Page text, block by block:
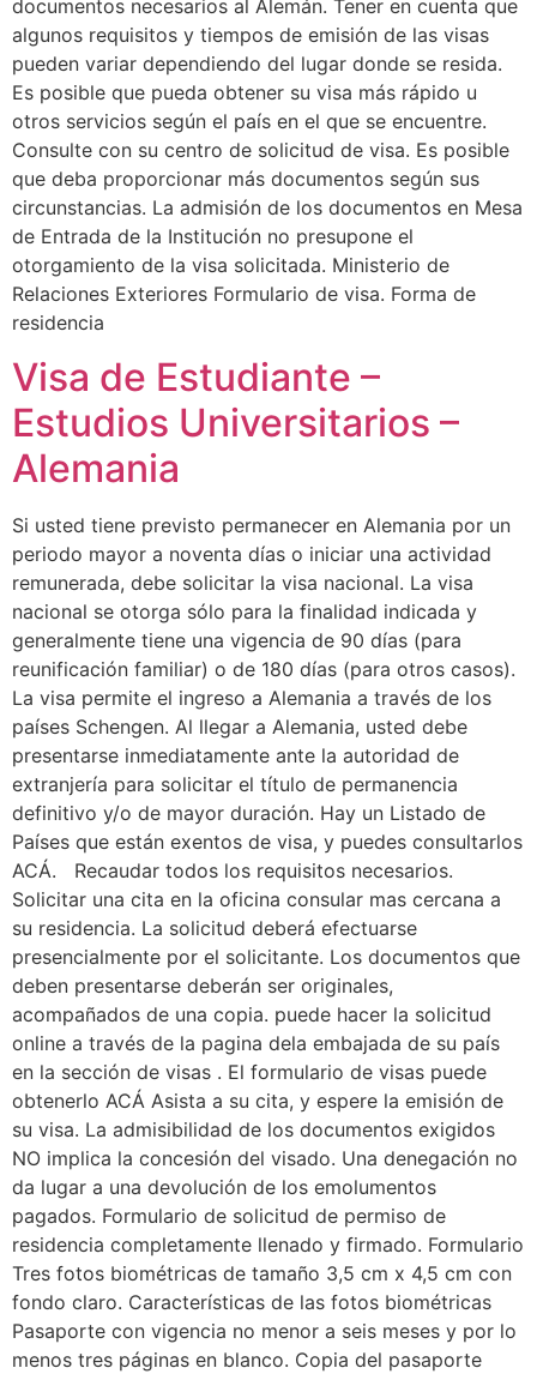
documentos necesarios al Alemán. Tener en cuenta que
algunos requisitos y tiempos de emisión de las visas
pueden variar dependiendo del lugar donde se resida.
Es posible que pueda obtener su visa más rápido u
otros servicios según el país en el que se encuentre.
Consulte con su centro de solicitud de visa. Es posible
que deba proporcionar más documentos según sus
circunstancias. La admisión de los documentos en Mesa
de Entrada de la Institución no presupone el
otorgamiento de la visa solicitada. Ministerio de
Relaciones Exteriores Formulario de visa. Forma de
residencia
Visa de Estudiante –
Estudios Universitarios –
Alemania
Si usted tiene previsto permanecer en Alemania por un
periodo mayor a noventa días o iniciar una actividad
remunerada, debe solicitar la visa nacional. La visa
nacional se otorga sólo para la finalidad indicada y
generalmente tiene una vigencia de 90 días (para
reunificación familiar) o de 180 días (para otros casos).
La visa permite el ingreso a Alemania a través de los
países Schengen. Al llegar a Alemania, usted debe
presentarse inmediatamente ante la autoridad de
extranjería para solicitar el título de permanencia
definitivo y/o de mayor duración. Hay un Listado de
Países que están exentos de visa, y puedes consultarlos
ACÁ. Recaudar todos los requisitos necesarios.
Solicitar una cita en la oficina consular mas cercana a
su residencia. La solicitud deberá efectuarse
presencialmente por el solicitante. Los documentos que
deben presentarse deberán ser originales,
acompañados de una copia. puede hacer la solicitud
online a través de la pagina dela embajada de su país
en la sección de visas . El formulario de visas puede
obtenerlo ACÁ Asista a su cita, y espere la emisión de
su visa. La admisibilidad de los documentos exigidos
NO implica la concesión del visado. Una denegación no
da lugar a una devolución de los emolumentos
pagados. Formulario de solicitud de permiso de
residencia completamente llenado y firmado. Formulario
Tres fotos biométricas de tamaño 3,5 cm x 4,5 cm con
fondo claro. Características de las fotos biométricas
Pasaporte con vigencia no menor a seis meses y por lo
menos tres páginas en blanco. Copia del pasaporte